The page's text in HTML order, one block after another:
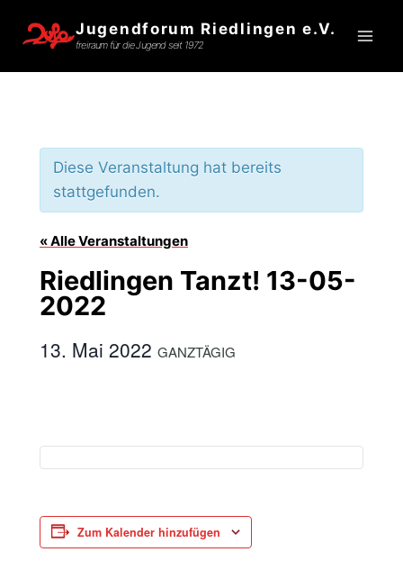
Inhalt
Jugendforum Riedlingen e.V.
freiraum für die Jugend seit 1972
Diese Veranstaltung hat bereits
stattgefunden.
« Alle Veranstaltungen
Riedlingen Tanzt! 13-05-
2022
13. Mai 2022 GANZTÄGIG
Zum Kalender hinzufügen